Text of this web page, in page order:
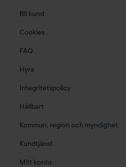
Bli kund
Cookies
FAQ
Hyra
Integritetspolicy
Hållbart
Kommun, region och myndighet
Kundtjänst
Mitt konto